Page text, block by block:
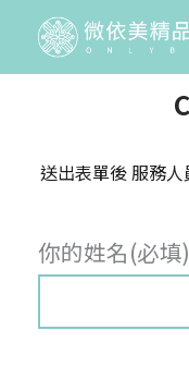
送出表單後 服務
你的姓名(必填)